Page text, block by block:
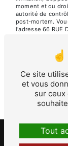
moment et du
autorité de
post-mortem.
l'adresse 66 RUE
courrier
Un justificatif
conservons vos
puis pendant la
de gestion des
la liste
adresse:
d’informations
Ce site
et vous
sur ceux
Tout